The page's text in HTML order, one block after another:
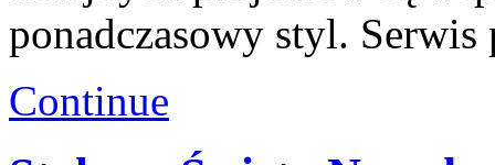
ponadczasowy styl.
Continue